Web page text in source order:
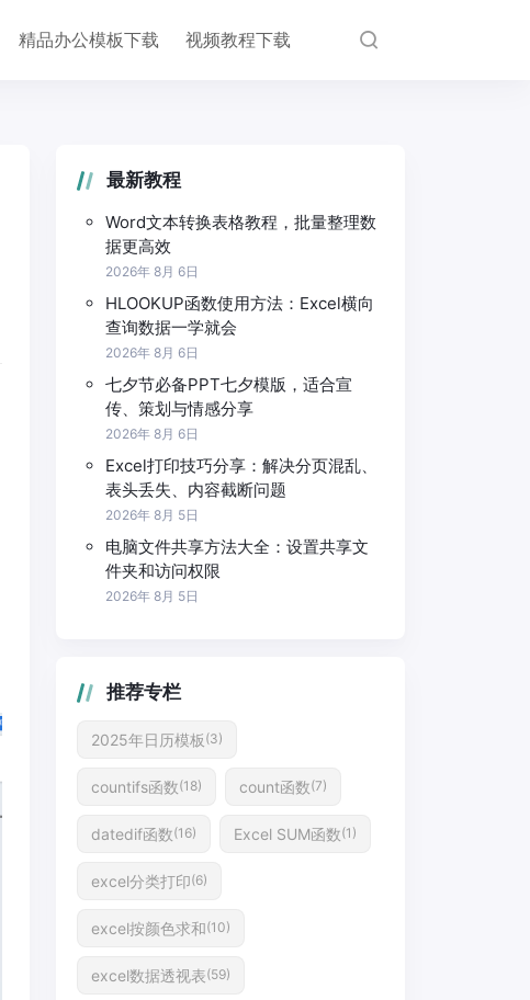
精品办公模板下载 视频教程下载
最新教程
Word文本转换表格教程，批量整理数
据更高效
2026年 8月 6日
HLOOKUP函数使用方法：Excel横向
查询数据一学就会
2026年 8月 6日
七夕节必备PPT七夕模版，适合宣
传、策划与情感分享
2026年 8月 6日
Excel打印技巧分享：解决分页混乱、
表头丢失、内容截断问题
2026年 8月 5日
电脑文件共享方法大全：设置共享文
件夹和访问权限
2026年 8月 5日
推荐专栏
2025年日历模板 (3)
countifs函数(18) count函数(7)
datedif函数(16) Excel SUM函数(1)
excel分类打印(6)
excel按颜色求和(10)
excel数据透视表(59)